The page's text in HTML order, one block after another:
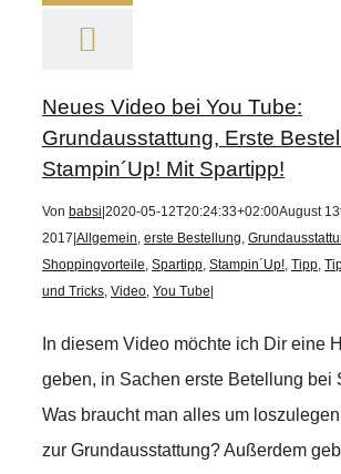
Neues Video bei You Tube:
Grundausstattung, Erste
Stampin´Up! Mit Spartipp!
Von babsi 2020-05-12T20:24:33+02:00August
2017 Allgemein, erste Bestellung,
Shoppingvorteile, Spartipp, Stampin´Up!, Tipp,
und Tricks, Video, You Tube
In diesem Video möchte ich Dir eine
geben, in Sachen erste Betellung bei
Was braucht man alles um
zur Grundausstattung? Außerdem